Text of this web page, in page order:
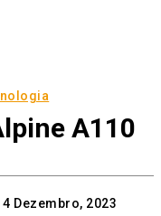
A110
4 Dezembro, 2023